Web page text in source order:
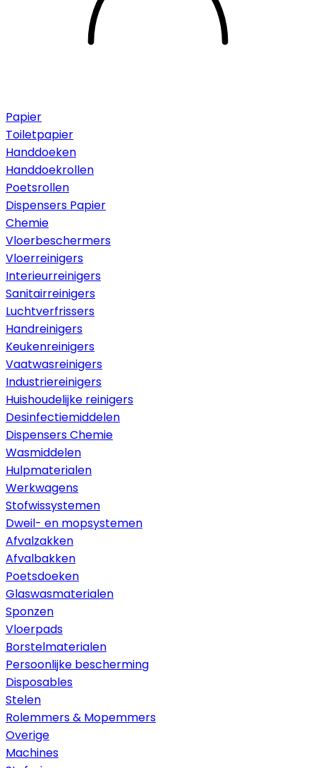
Papier
Toiletpapier
Handdoeken
Handdoekrollen
Poetsrollen
Dispensers Papier
Chemie
Vloerbeschermers
Vloerreinigers
Interieurreinigers
Sanitairreinigers
Luchtverfrissers
Handreinigers
Keukenreinigers
Vaatwasreinigers
Industriereinigers
Huishoudelijke reinigers
Desinfectiemiddelen
Dispensers Chemie
Wasmiddelen
Hulpmaterialen
Werkwagens
Stofwissystemen
Dweil- en mopsystemen
Afvalzakken
Afvalbakken
Poetsdoeken
Glaswasmaterialen
Sponzen
Vloerpads
Borstelmaterialen
Persoonlijke bescherming
Disposables
Stelen
Rolemmers & Mopemmers
Overige
Machines